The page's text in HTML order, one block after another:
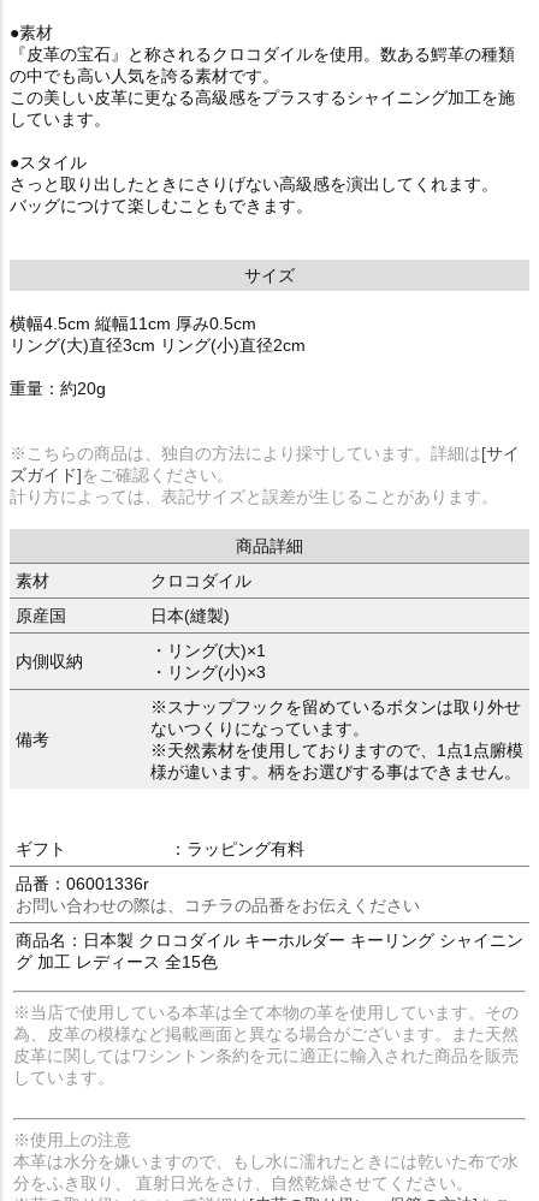
●素材
『皮革の宝石』と称されるクロコダイルを使用。数ある鰐革の種類
の中でも高い人気を誇る素材です。
この美しい皮革に更なる高級感をプラスするシャイニング加工を施
しています。
●スタイル
さっと取り出したときにさりげない高級感を演出してくれます。
バッグにつけて楽しむこともできます。
サイズ
横幅4.5cm 縦幅11cm 厚み0.5cm
リング(大)直径3cm リング(小)直径2cm
重量：約20g
※こちらの商品は、独自の方法により採寸しています。詳細は[サイ
ズガイド]をご確認ください。
計り方によっては、表記サイズと誤差が生じることがあります。
商品詳細
素材
クロコダイル
原産国
日本(縫製)
内側収納
・リング(大)×1
・リング(小)×3
備考
※スナップフックを留めているボタンは取り外せ
ないつくりになっています。
※天然素材を使用しておりますので、1点1点腑模
様が違います。柄をお選びする事はできません。
ギフト
：ラッピング有料
品番：06001336r
お問い合わせの際は、コチラの品番をお伝えください
商品名：日本製 クロコダイル キーホルダー キーリング シャイニン
グ 加工 レディース 全15色
※当店で使用している本革は全て本物の革を使用しています。その
為、皮革の模様など掲載画面と異なる場合がございます。また天然
皮革に関してはワシントン条約を元に適正に輸入された商品を販売
しています。
※使用上の注意
本革は水分を嫌いますので、もし水に濡れたときには乾いた布で水
分をふき取り、 直射日光をさけ、自然乾燥させてください。